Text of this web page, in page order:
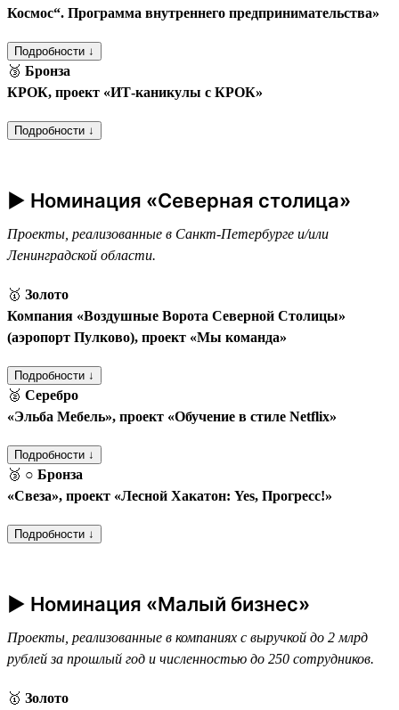
Космос“. Программа внутреннего предпринимательства»
Подробности ↓
🥉 Бронза
КРОК, проект «ИТ-каникулы с КРОК»
Подробности ↓
► Номинация «Северная столица»
Проекты, реализованные в Санкт-Петербурге и/или
Ленинградской области.
🥇 Золото
Компания «Воздушные Ворота Северной Столицы»
(аэропорт Пулково), проект «Мы команда»
Подробности ↓
🥈 Серебро
«Эльба Мебель», проект «Обучение в стиле Netflix»
Подробности ↓
🥉 ○ Бронза
«Свеза», проект «Лесной Хакатон: Yes, Прогресс!»
Подробности ↓
► Номинация «Малый бизнес»
Проекты, реализованные в компаниях с выручкой до 2 млрд
рублей за прошлый год и численностью до 250 сотрудников.
🥇 Золото